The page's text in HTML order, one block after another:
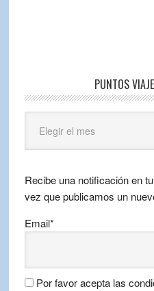
PUNTOS
Viajeros
por
Recibe una notificación en
vez que publicamos un
Email*
Por favor acepta las